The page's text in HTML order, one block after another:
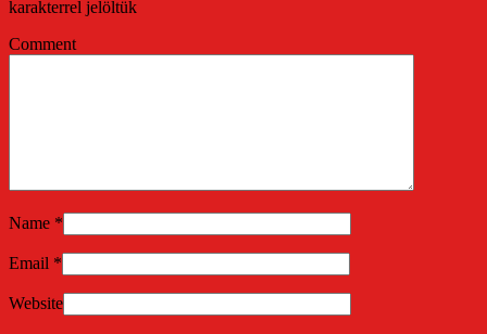
karakterrel jelöltük
Comment
Name *
Email *
Website